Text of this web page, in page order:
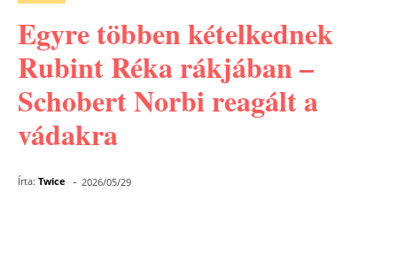
Egyre többen kételkednek
Rubint Réka rákjában –
Schobert Norbi reagált a
vádakra
Írta: Twice - 2026/05/29